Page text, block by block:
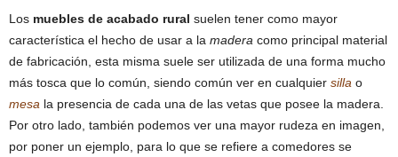
Los muebles de acabado rural suelen tener como mayor
característica el hecho de usar a la madera como principal material
de fabricación, esta misma suele ser utilizada de una forma mucho
más tosca que lo común, siendo común ver en cualquier silla o
mesa la presencia de cada una de las vetas que posee la madera.
Por otro lado, también podemos ver una mayor rudeza en imagen,
por poner un ejemplo, para lo que se refiere a comedores se